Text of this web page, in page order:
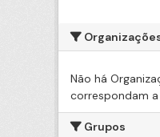
Não há
correspondam
Grupos